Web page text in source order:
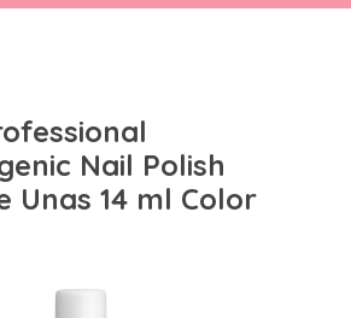
Nail Polish
Unas 14 ml Color